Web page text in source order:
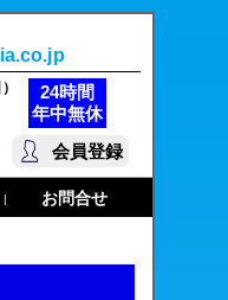
24時間
年中無休
会員登録
| お問合せ